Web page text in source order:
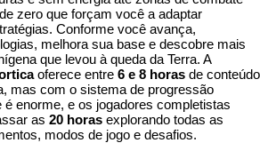
zero que forçam você a adaptar
Conforme você avança,
melhora sua base e descobre mais
que levou à queda da Terra. A
oferece entre 6 e 8 horas de conteúdo
mas com o sistema de progressão
é enorme, e os jogadores completistas
as 20 horas explorando todas as
modos de jogo e desafios.